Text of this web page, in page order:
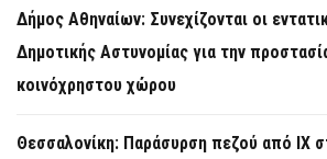
Δήμος Αθηναίων: Συνεχίζονται οι
Δημοτικής Αστυνομίας για την
κοινόχρηστου χώρου
Θεσσαλονίκη: Παράσυρση πεζού από ΙΧ